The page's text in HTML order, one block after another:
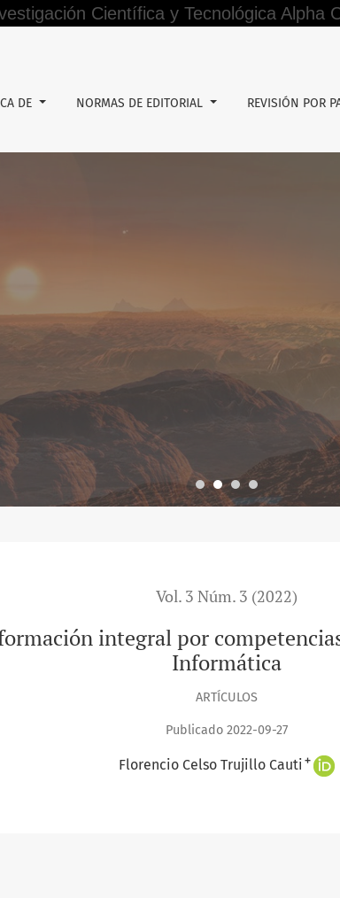
Científica y Tecnológica Alpha
DE NORMAS DE EDITORIAL REVISIÓN POR
Vol. 3 Núm. 3 (2022)
integral por
Informática
ARTÍCULOS
Publicado 2022-09-27
Florencio Celso Trujillo Cauti +